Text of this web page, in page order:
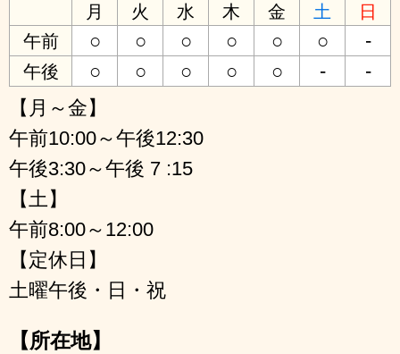
月 火 水 木 金 土
日
午前
○ ○ ○ ○ ○ ○ -
午後 ○ ○ ○ ○ ○ -
-
【月～金】
午前10:00～午後12:30
午後3:30～午後 7 :15
【土】
午前8:00～12:00
【定休日】
土曜午後・日・祝
【所在地】